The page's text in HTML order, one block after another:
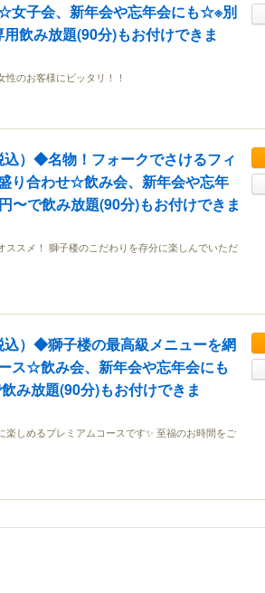
女子会、新年会や忘年会にも☆※別
飲み放題(90分)もお付けできま
のお客様にピッタリ！！
）◆名物！フォークでさけるフィ
り合わせ☆飲み会、新年会や忘年
〜で飲み放題(90分)もお付けできま
ススメ！ 獅子楼のこだわりを存分に楽しんでいただ
込）◆獅子楼の最高級メニューを網
ス☆飲み会、新年会や忘年会にも
み放題(90分)もお付けできま
楽しめるプレミアムコースです✨ 至福のお時間をご